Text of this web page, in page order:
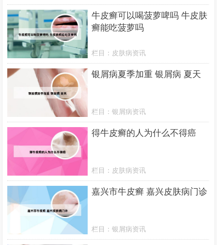
牛皮癣可以喝菠萝啤吗 牛皮肤
癣能吃菠萝吗
栏目： 皮肤病资讯
银屑病夏季加重 银屑病 夏天
栏目：银屑病资讯
得牛皮癣的人为什么不得癌
栏目： 皮肤病资讯
嘉兴市牛皮癣 嘉兴皮肤病门诊
栏目：银屑病资讯